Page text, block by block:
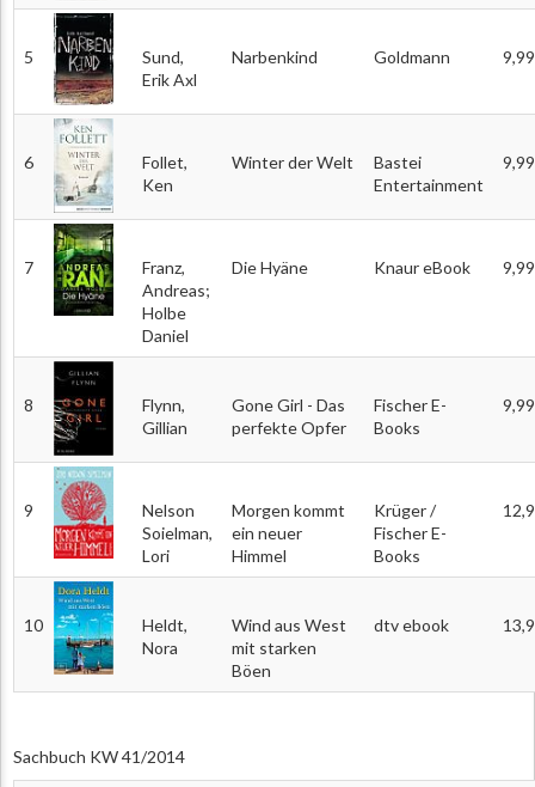
5
Sund,
Erik Axl
Narbenkind Goldmann 9,99
6
Follet,
Ken
Winter der Welt
Bastei
Entertainment
9,99
7
Franz,
Andreas;
Holbe
Daniel
Die Hyäne Knaur eBook 9,99
8
Flynn,
Gillian
Gone Girl - Das
perfekte Opfer
Fischer E-
Books
9,99
9
Nelson
Soielman,
Lori
Morgen kommt
ein neuer
Himmel
Krüger /
Fischer E-
Books
10
Heldt,
Nora
Wind aus West
mit starken
Böen
dtv ebook
Sachbuch KW 41/2014